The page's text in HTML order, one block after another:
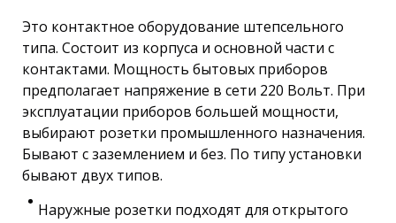
Это контактное оборудование штепсельного
типа. Состоит из корпуса и основной части с
контактами. Мощность бытовых приборов
предполагает напряжение в сети 220 Вольт. При
эксплуатации приборов большей мощности,
выбирают розетки промышленного назначения.
Бывают с заземлением и без. По типу установки
бывают двух типов.
Наружные розетки подходят для открытого